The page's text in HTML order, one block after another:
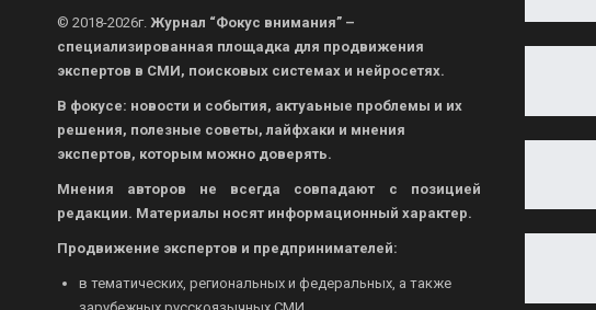
© 2018-2026г. Журнал “Фокус внимания” –
специализированная площадка для продвижения
экспертов в СМИ, поисковых системах и нейросетях.
В фокусе: новости и события, актуаьные проблемы и их
решения, полезные советы, лайфхаки и мнения
экспертов, которым можно доверять.
Мнения авторов не всегда совпадают с позицией
редакции. Материалы носят информационный характер.
Продвижение экспертов и предпринимателей:
в тематических, региональных и федеральных, а также